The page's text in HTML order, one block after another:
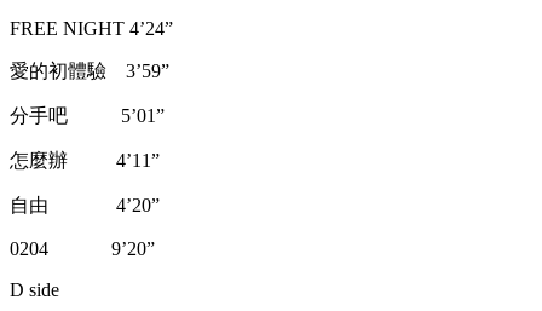
FREE NIGHT 4’24”
愛的初體驗 3’59”
分手吧 5’01”
怎麼辦 4’11”
自由 4’20”
0204 9’20”
D side